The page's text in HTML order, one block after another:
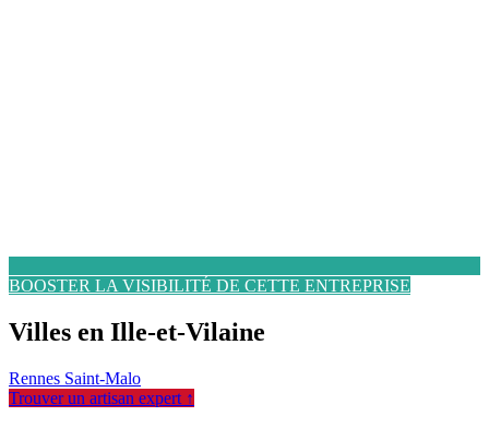
BOOSTER LA VISIBILITÉ DE CETTE ENTREPRISE
Villes en Ille-et-Vilaine
Rennes Saint-Malo
Trouver un artisan expert ↑